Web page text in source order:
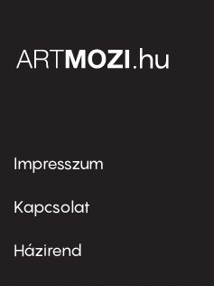
Footer
first
Impresszum
Kapcsolat
Footer
Házirend